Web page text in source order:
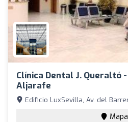
Clínica Dental J. Queraltó
Aljarafe
Edificio LuxSevilla, Av. del
Mapa